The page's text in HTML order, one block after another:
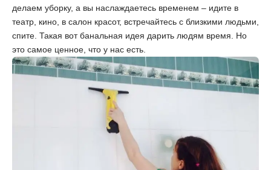
делаем уборку, а вы наслаждаетесь временем – идите в
театр, кино, в салон красот, встречайтесь с близкими людьми,
спите. Такая вот банальная идея дарить людям время. Но
это самое ценное, что у нас есть.